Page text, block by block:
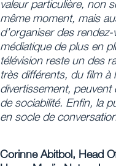
valeur particulière, non
même moment, mais
d’organiser des
médiatique de plus en
télévision reste un des
très différents, du film à
divertissement, peuvent
de sociabilité. Enfin, la
en socle de
Corinne Abitbol, Head